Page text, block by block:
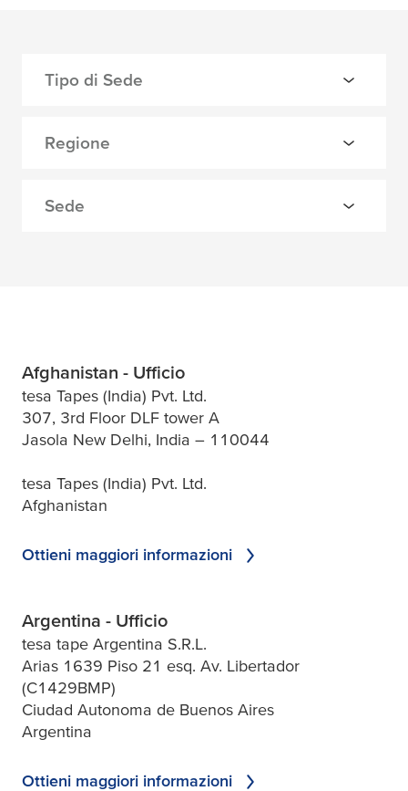
Afghanistan - Ufficio
tesa Tapes (India) Pvt. Ltd.
307, 3rd Floor DLF tower A
Jasola New Delhi, India – 110044
tesa Tapes (India) Pvt. Ltd.
Afghanistan
Ottieni maggiori informazioni
Argentina - Ufficio
tesa tape Argentina S.R.L.
Arias 1639 Piso 21 esq. Av. Libertador
(C1429BMP)
Ciudad Autonoma de Buenos Aires
Argentina
Ottieni maggiori informazioni